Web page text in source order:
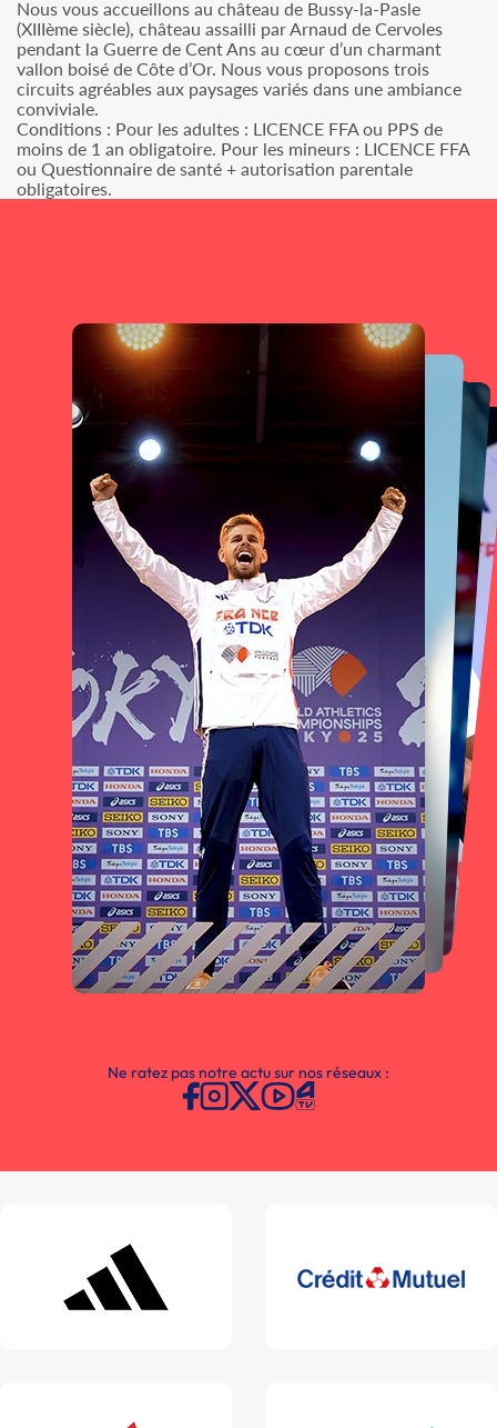
Nous vous accueillons au château de Bussy-la-Pasle
(XIIIème siècle), château assailli par Arnaud de Cervoles
pendant la Guerre de Cent Ans au cœur d’un charmant
vallon boisé de Côte d’Or. Nous vous proposons trois
circuits agréables aux paysages variés dans une ambiance
conviviale.
Conditions : Pour les adultes : LICENCE FFA ou PPS de
moins de 1 an obligatoire. Pour les mineurs : LICENCE FFA
ou Questionnaire de santé + autorisation parentale
obligatoires.
Ne ratez pas notre actu sur nos réseaux :